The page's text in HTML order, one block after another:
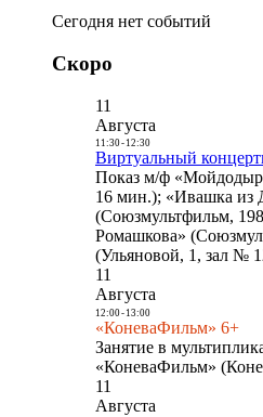
Сегодня нет событий
Скоро
11
Августа
11:30- 12:30
Виртуальный
Показ м/ф
16 мин.); «Ивашка из
(Союзмультфильм,
Ромашкова»
(Ульяновой, 1, зал №
11
Августа
12:00- 13:00
«КоневаФильм» 6+
Занятие в
«КоневаФильм»
11
Августа